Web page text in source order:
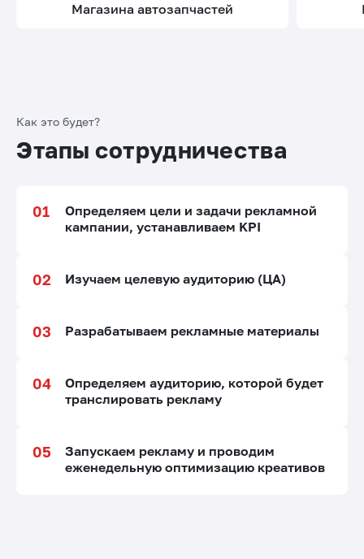
магазина автозапчастей
Как это будет?
Этапы сотрудничества
Определяем цели и задачи рекламной
кампании, устанавливаем KPI
Изучаем целевую аудиторию (ЦА)
Разрабатываем рекламные материалы
Определяем аудиторию, которой будет
транслировать рекламу
Запускаем рекламу и проводим
еженедельную оптимизацию креативов